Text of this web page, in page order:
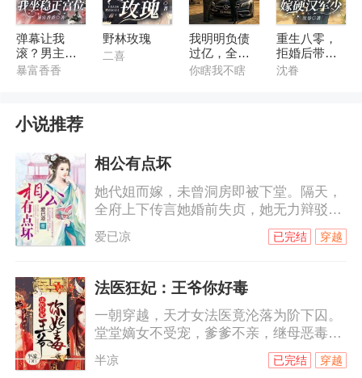
弹幕让我
滚？男主偏
要我坐稳正
暴富香香
野林玫瑰
二喜
我明明负债
过亿，全县
却求着投资
你瞎我不瞎
重生八零，
拒婚后带球
嫁硬汉军少
沈眷
小说推荐
相公有点坏
她代姐而嫁，未曾洞房即被下堂。隔天，
全府上下传言她婚前失贞，她无力辩驳。
嘲笑谩骂冷眼喷涌而来，她泰然处之，自
认清者自清。他对她恨之入骨，她却爱他
用满腔温柔来软化他铁石心肠，却被他伤
的伤痕累累，心碎成殇。当她小产，那触
目惊心的鲜血将他的理智摧毁，也让他对
她的感觉发生了变化。可是，她已经心
死。姐姐突然到来，她知道自己该走了，
有意成全他们，他恼怒地低喊：“祝夕儿，
爱已凉 穿越
已完结
法医狂妃：王爷你好毒
一朝穿越，天才女法医竟沦落为阶下囚。
堂堂嫡女不受宠，爹爹不亲，继母恶毒，
庶妹陷害，日子过得那叫一个水深火热。
初见她，他是天璃国最尊贵的钺王：“难为
半凉 穿越
已完结